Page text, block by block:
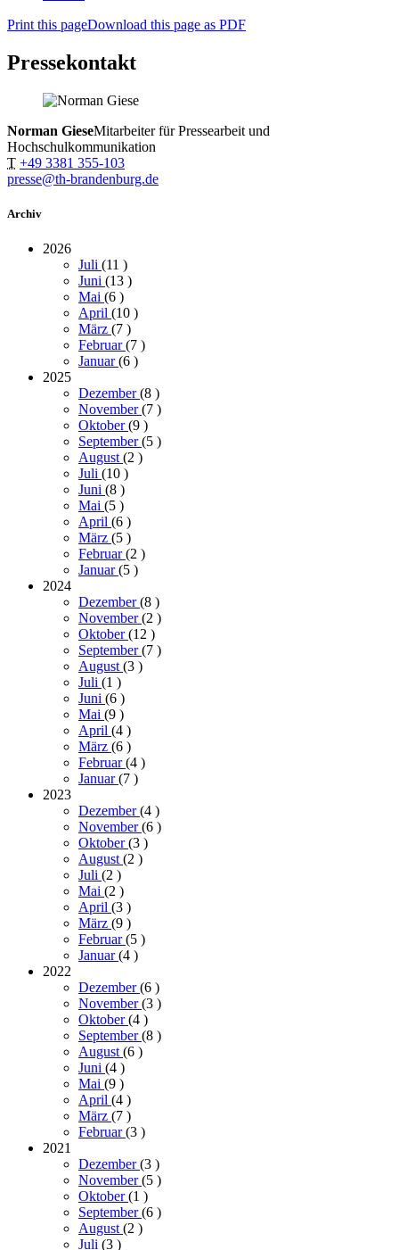
Print this pageDownload this page as PDF
Pressekontakt
Norman GieseMitarbeiter für Pressearbeit und
Hochschulkommunikation
T +49 3381 355-103
presse@th-brandenburg.de
Archiv
2026
Juli (11 )
Juni (13 )
Mai (6 )
April (10 )
März (7 )
Februar(7 )
Januar(6 )
2025
Dezember(8 )
November(7 )
Oktober(9 )
September(5 )
August(2 )
Juli (10 )
Juni (8 )
Mai (5 )
April (6 )
März (5 )
Februar(2 )
Januar(5 )
2024
Dezember(8 )
November(2 )
Oktober(12 )
September(7 )
August(3 )
Juli (1 )
Juni (6 )
Mai (9 )
April (4 )
März (6 )
Februar(4 )
Januar(7 )
2023
Dezember(4 )
November(6 )
Oktober(3 )
August(2 )
Juli (2 )
Mai (2 )
April (3 )
März (9 )
Februar(5 )
Januar(4 )
2022
Dezember(6 )
November(3 )
Oktober(4 )
September(8 )
August(6 )
Juni (4 )
Mai (9 )
April (4 )
März (7 )
Februar(3 )
2021
Dezember(3 )
November(5 )
Oktober(1 )
September(6 )
August(2 )
Juli (3 )